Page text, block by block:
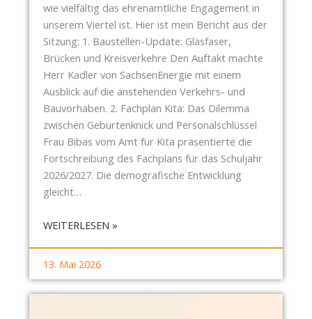
wie vielfältig das ehrenamtliche Engagement in
unserem Viertel ist. Hier ist mein Bericht aus der
Sitzung: 1. Baustellen-Update: Glasfaser,
Brücken und Kreisverkehre Den Auftakt machte
Herr Kadler von SachsenEnergie mit einem
Ausblick auf die anstehenden Verkehrs- und
Bauvorhaben. 2. Fachplan Kita: Das Dilemma
zwischen Geburtenknick und Personalschlüssel
Frau Bibas vom Amt für Kita präsentierte die
Fortschreibung des Fachplans für das Schuljahr
2026/2027. Die demografische Entwicklung
gleicht…
WEITERLESEN »:
P
13. Mai 2026